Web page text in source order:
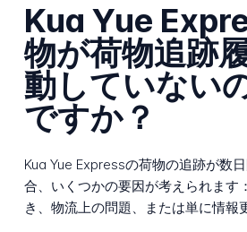
Kua Yue
物が荷物追跡
動していない
ですか？
Kua Yue Expressの荷物の追跡が数
合、いくつかの要因が考えられます
き、物流上の問題、または単に情報